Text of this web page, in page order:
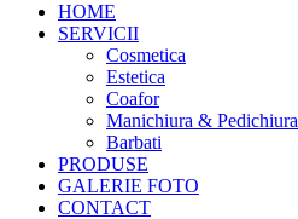
HOME
SERVICII
Cosmetica
Estetica
Coafor
Manichiura & Pedichiura
Barbati
PRODUSE
GALERIE FOTO
CONTACT